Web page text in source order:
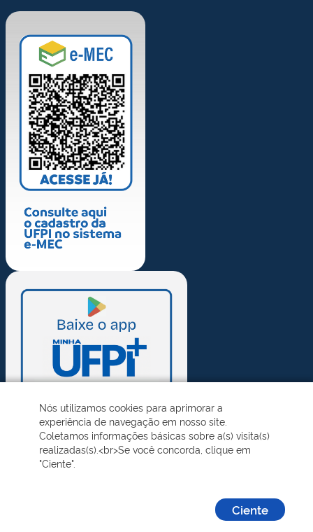
Nós utilizamos cookies para aprimorar a
experiência de navegação em nosso site.
Coletamos informações básicas sobre a(s) visita(s)
realizadas(s).<br>Se você concorda, clique em
"Ciente".
Ciente